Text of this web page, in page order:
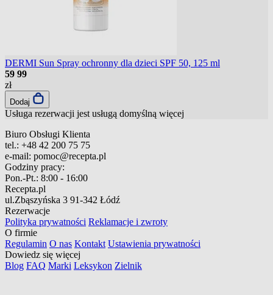
DERMI Sun Spray ochronny dla dzieci SPF 50, 125 ml
59 99
zł
Dodaj
Usługa rezerwacji jest usługą domyślną więcej
Biuro Obsługi Klienta
tel.: +48 42 200 75 75
e-mail: pomoc@recepta.pl
Godziny pracy:
Pon.-Pt.: 8:00 - 16:00
Recepta.pl
ul.Zbąszyńska 3 91-342 Łódź
Rezerwacje
Polityka prywatności Reklamacje i zwroty
O firmie
Regulamin O nas Kontakt Ustawienia prywatności
Dowiedz się więcej
Blog FAQ Marki Leksykon Zielnik